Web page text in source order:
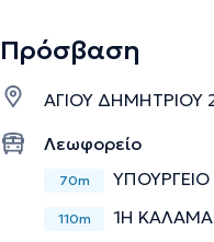
Πρόσβαση
ΑΓΙΟΥ ΔΗΜΗΤΡΙΟΥ
Λεωφορείο
70m ΥΠΟΥΡΓΕΙΟ
110m 1Η